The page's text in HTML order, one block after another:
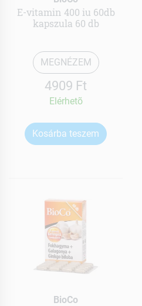
E-vitamin 400 iu 60db
kapszula 60 db
MEGNÉZEM
4909 Ft
Elérhetõ
Kosárba teszem
BioCo